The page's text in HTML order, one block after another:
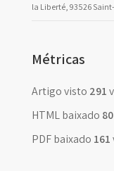
la Liberté, 93526
Métricas
Artigo visto 291
HTML baixado 80
PDF baixado 161